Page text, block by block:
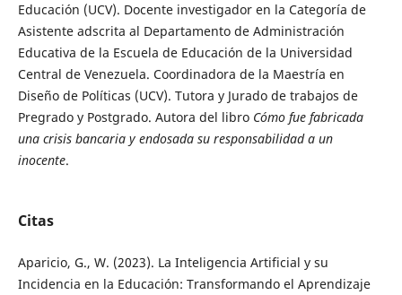
Educación (UCV). Docente investigador en la Categoría de
Asistente adscrita al Departamento de Administración
Educativa de la Escuela de Educación de la Universidad
Central de Venezuela. Coordinadora de la Maestría en
Diseño de Políticas (UCV). Tutora y Jurado de trabajos de
Pregrado y Postgrado. Autora del libro Cómo fue fabricada
una crisis bancaria y endosada su responsabilidad a un
inocente.
Citas
Aparicio, G., W. (2023). La Inteligencia Artificial y su
Incidencia en la Educación: Transformando el Aprendizaje